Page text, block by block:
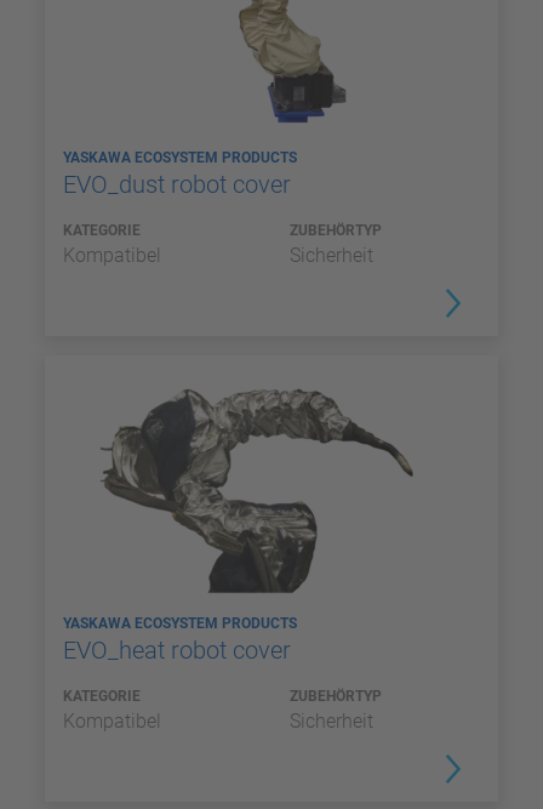
YASKAWA ECOSYSTEM PRODUCTS
EVO_dust robot cover
KATEGORIE
Kompatibel
ZUBEHÖRTYP
Sicherheit
YASKAWA ECOSYSTEM PRODUCTS
EVO_heat robot cover
KATEGORIE
Kompatibel
ZUBEHÖRTYP
Sicherheit